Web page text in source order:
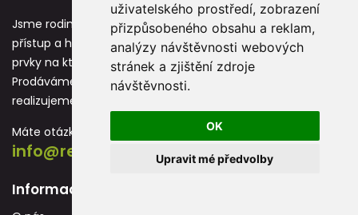
uživatelského prostředí, zobrazení
přizpůsobeného obsahu a reklam,
analýzy návštěvnosti webových
stránek a zjištění zdroje
návštěvnosti.
OK
Upravit mé předvolby
Jsme rodinná firma založená před více jak 25 lety. Osobní
přístup a hodnoty jako respekt, úcta a vděk jsou základní
prvky na kterých stavíme každou novou spolupráci.
Prodáváme reklamní předměty s potiskem, které
realizujeme převážně na vlastních strojích.
Máte otázku? Neváhejte nás kontaktovat:
info@reklamnidarky.cz
Informace